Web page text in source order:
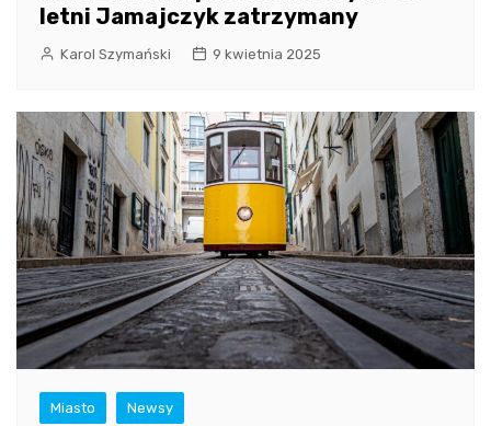
letni Jamajczyk zatrzymany
Karol Szymański 9 kwietnia 2025
Miasto Newsy